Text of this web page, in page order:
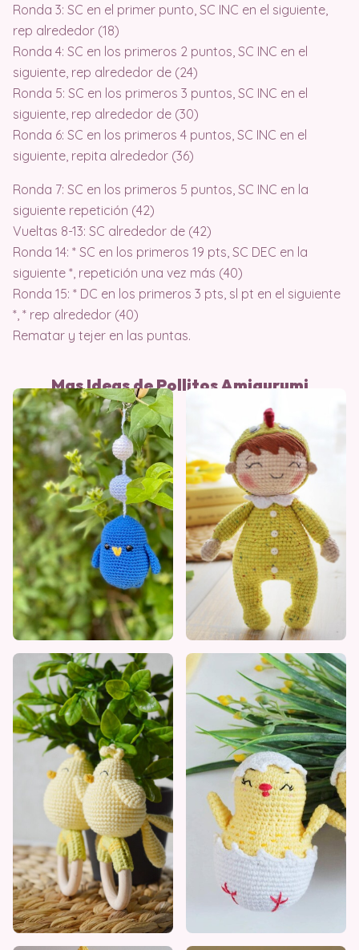
Ronda 3: SC en el primer punto, SC INC en el siguiente,
rep alrededor (18)
Ronda 4: SC en los primeros 2 puntos, SC INC en el
siguiente, rep alrededor de (24)
Ronda 5: SC en los primeros 3 puntos, SC INC en el
siguiente, rep alrededor de (30)
Ronda 6: SC en los primeros 4 puntos, SC INC en el
siguiente, repita alrededor (36)
Ronda 7: SC en los primeros 5 puntos, SC INC en la
siguiente repetición (42)
Vueltas 8-13: SC alrededor de (42)
Ronda 14: * SC en los primeros 19 pts, SC DEC en la
siguiente *, repetición una vez más (40)
Ronda 15: * DC en los primeros 3 pts, sl pt en el siguiente
*, * rep alrededor (40)
Rematar y tejer en las puntas.
Mas Ideas de Pollitos Amigurumi